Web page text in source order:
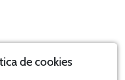
de cookies